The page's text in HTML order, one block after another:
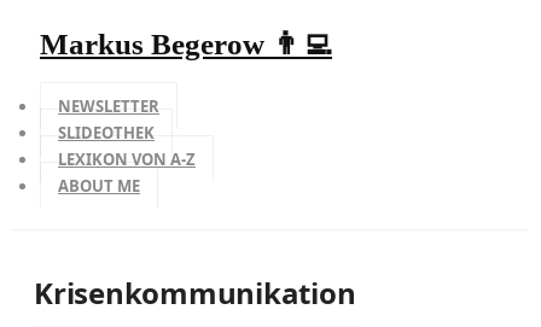
Markus Begerow 👨‍💻
NEWSLETTER
SLIDEOTHEK
LEXIKON VON A-Z
ABOUT ME
Krisenkommunikation